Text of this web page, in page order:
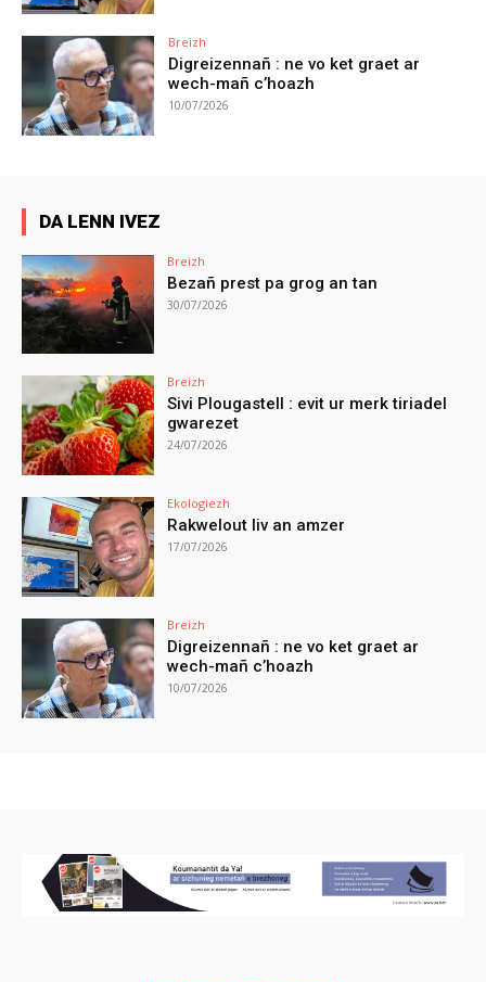
Breizh
Digreizennañ : ne vo ket graet ar
wech-mañ c’hoazh
10/07/2026
DA LENN IVEZ
Breizh
Bezañ prest pa grog an tan
30/07/2026
Breizh
Sivi Plougastell : evit ur merk tiriadel
gwarezet
24/07/2026
Ekologiezh
Rakwelout liv an amzer
17/07/2026
Breizh
Digreizennañ : ne vo ket graet ar
wech-mañ c’hoazh
10/07/2026